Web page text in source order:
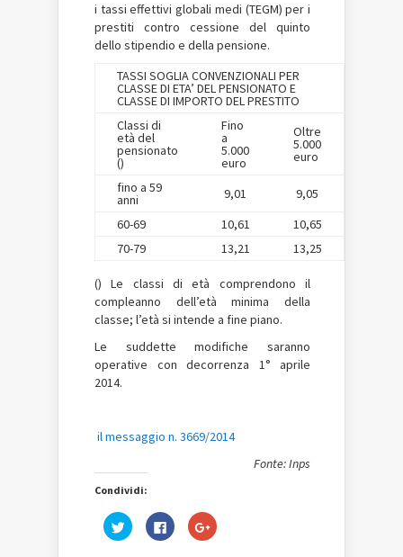
i tassi effettivi globali medi (TEGM) per i
prestiti contro cessione del quinto
dello stipendio e della pensione.
TASSI SOGLIA CONVENZIONALI PER
CLASSE DI ETA’ DEL PENSIONATO E
CLASSE DI IMPORTO DEL PRESTITO
Classi di
età del
pensionato
()
Fino
a
5.000
euro
Oltre
5.000
euro
fino a 59
anni 9,01
9,05
60-69
10,61
10,65
70-79
13,21 13,25
() Le classi di età comprendono il
compleanno dell’età minima della
classe; l’età si intende a fine piano.
Le suddette modifiche saranno
operative con decorrenza 1° aprile
2014.
il messaggio n. 3669/2014
Fonte: Inps
Condividi:
Fai
clic
Fai
clic
Fai
clic